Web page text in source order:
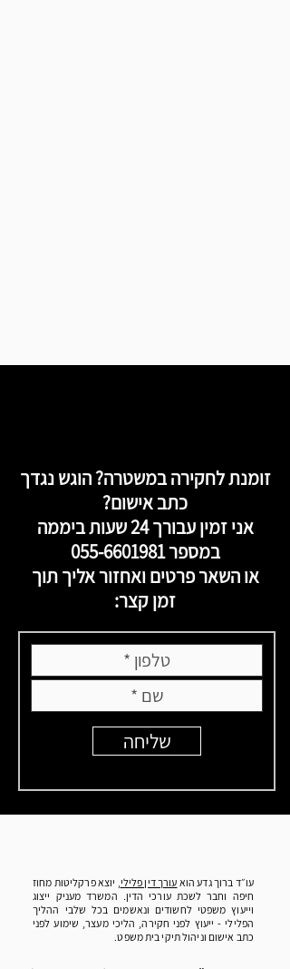
זומנת לחקירה במשטרה? הוגש נגדך
כתב אישום?
אני זמין עבורך 24 שעות ביממה
במספר055-6601981
או השאר פרטים ואחזור אליך תוך
זמן קצר:
שליחה
עו״ד ברוך גדע הוא עורך דין פלילי , יוצא פרקליטות מחוז
חיפה וחבר לשכת עורכי הדין. המשרד מעניק ייצוג
וייעוץ משפטי לחשודים ונאשמים בכל שלבי ההליך
הפלילי - ייעוץ לפני חקירה, הליכי מעצר, שימוע לפני
כתב אישום וניהול תיקי בית משפט.